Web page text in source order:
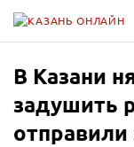
В Казани
задушить